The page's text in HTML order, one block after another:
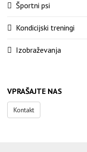
Športni psi
Kondicijski treningi
Izobraževanja
VPRAŠAJTE NAS
Kontakt